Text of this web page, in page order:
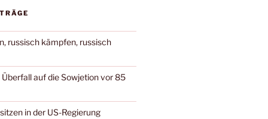
russisch kämpfen, russisch
auf die Sowjetion vor 85
in der US-Regierung